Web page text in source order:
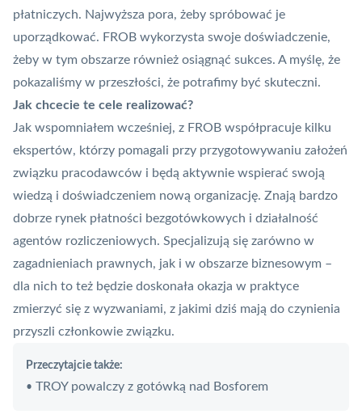
płatniczych. Najwyższa pora, żeby spróbować je
uporządkować. FROB wykorzysta swoje doświadczenie,
żeby w tym obszarze również osiągnąć sukces. A myślę, że
pokazaliśmy w przeszłości, że potrafimy być skuteczni.
Jak chcecie te cele realizować?
Jak wspomniałem wcześniej, z FROB współpracuje kilku
ekspertów, którzy pomagali przy przygotowywaniu założeń
związku pracodawców i będą aktywnie wspierać swoją
wiedzą i doświadczeniem nową organizację. Znają bardzo
dobrze rynek płatności bezgotówkowych i działalność
agentów rozliczeniowych. Specjalizują się zarówno w
zagadnieniach prawnych, jak i w obszarze biznesowym –
dla nich to też będzie doskonała okazja w praktyce
zmierzyć się z wyzwaniami, z jakimi dziś mają do czynienia
przyszli członkowie związku.
Przeczytajcie także:
• TROY powalczy z gotówką nad Bosforem